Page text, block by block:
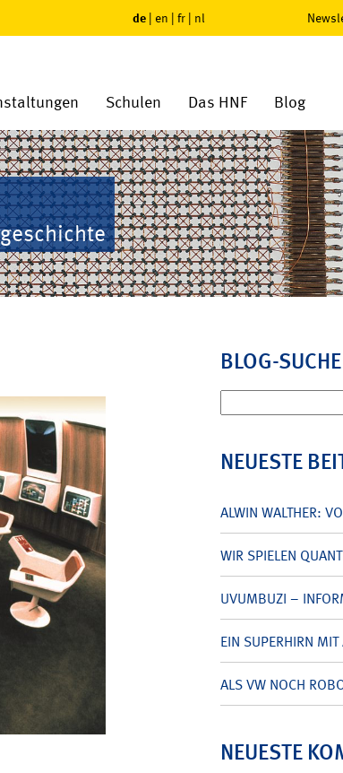
de | en | fr | nl
Schulen Das HNF Blog
BLOG-SUCHE
nach:
NEUESTE
ALWIN WALTHER:
WIR SPIELEN
UVUMBUZI –
EIN SUPERHIRN MIT
ALS VW NOCH
NEUESTE